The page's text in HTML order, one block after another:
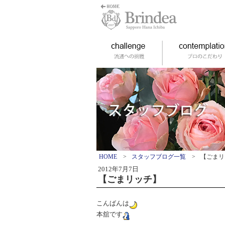
HOME > スタッフブログ一覧 > 【ごま
2012年7月7日
【ごまリッチ】
こんばんは
本舘です